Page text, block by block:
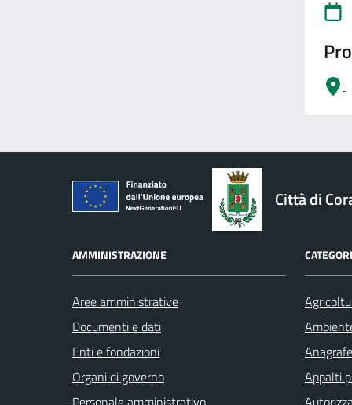
logo Unione Europea
Città di
AMMINISTRAZIONE
Aree amministrative
Documenti e dati
Enti e fondazioni
Organi di governo
Appalti